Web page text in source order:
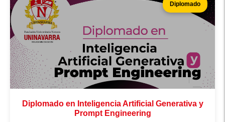
Diplomado
Diplomado en Inteligencia Artificial Generativa y
Prompt Engineering